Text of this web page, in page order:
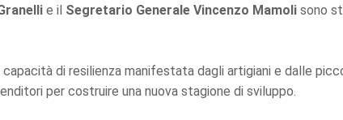
e il Segretario Generale Vincenzo Mamoli sono
di resilienza manifestata dagli artigiani e dalle
per costruire una nuova stagione di sviluppo.